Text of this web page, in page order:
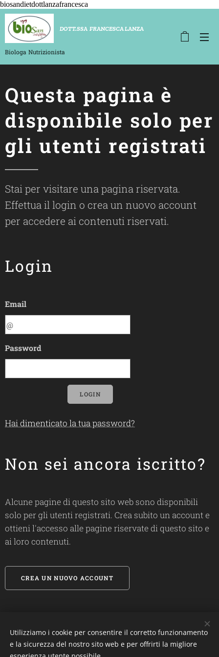
biosandietdottlanzafrancesca
DOTT.SSA FRANCESCA LANZA
Biologa Nutrizionista
Questa pagina è
disponibile solo per
gli utenti registrati
Stai per visitare una pagina riservata.
Effettua il login o crea un nuovo account
per accedere ai contenuti riservati.
Login
Email
Password
LOGIN
Hai dimenticato la tua password?
Non sei ancora iscritto?
Alcune pagine di questo sito web sono disponibili
solo per gli utenti registrati. Crea subito un account e
ottieni l'accesso alle pagine riservate di questo sito e
ai loro contenuti.
CREA UN NUOVO ACCOUNT
#biosandietdottfrancescalanza
Utilizziamo i cookie per consentire il corretto funzionamento
e la sicurezza del nostro sito web e per offrirti la migliore